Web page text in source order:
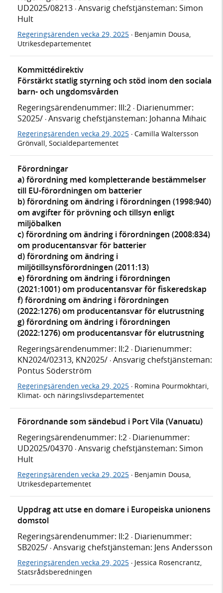
UD2025/08213 · Ansvarig chefstjänsteman: Simon
Hult
Regeringsärenden vecka 29, 2025 · Benjamin Dousa,
Utrikesdepartementet
Kommittédirektiv
Förstärkt statlig styrning och stöd inom den sociala
barn- och ungdomsvården
Regeringsärendenummer: III:2 · Diarienummer:
S2025/ · Ansvarig chefstjänsteman: Johanna Mihaic
Regeringsärenden vecka 29, 2025 · Camilla Waltersson
Grönvall, Socialdepartementet
Förordningar
a) förordning med kompletterande bestämmelser
till EU-förordningen om batterier
b) förordning om ändring i förordningen (1998:940)
om avgifter för prövning och tillsyn enligt
miljöbalken
c) förordning om ändring i förordningen (2008:834)
om producentansvar för batterier
d) förordning om ändring i
miljötillsynsförordningen (2011:13)
e) förordning om ändring i förordningen
(2021:1001) om producentansvar för fiskeredskap
f) förordning om ändring i förordningen
(2022:1276) om producentansvar för elutrustning
g) förordning om ändring i förordningen
(2022:1276) om producentansvar för elutrustning
Regeringsärendenummer: II:2 · Diarienummer:
KN2024/02313, KN2025/ · Ansvarig chefstjänsteman:
Pontus Söderström
Regeringsärenden vecka 29, 2025 · Romina Pourmokhtari,
Klimat- och näringslivsdepartementet
Förordnande som sändebud i Port Vila (Vanuatu)
Regeringsärendenummer: I:2 · Diarienummer:
UD2025/04370 · Ansvarig chefstjänsteman: Simon
Hult
Regeringsärenden vecka 29, 2025 · Benjamin Dousa,
Utrikesdepartementet
Uppdrag att utse en domare i Europeiska unionens
domstol
Regeringsärendenummer: II:2 · Diarienummer:
SB2025/ · Ansvarig chefstjänsteman: Jens Andersson
Regeringsärenden vecka 29, 2025 · Jessica Rosencrantz,
Statsrådsberedningen